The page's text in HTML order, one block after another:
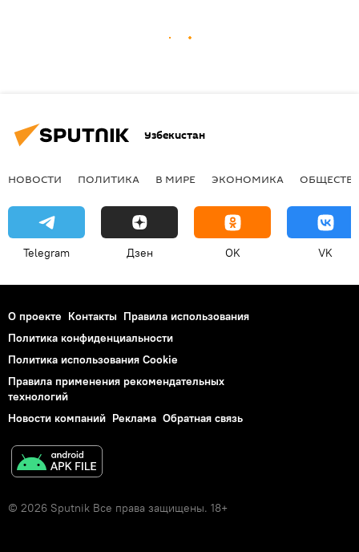
Узбекистан
НОВОСТИ ПОЛИТИКА В МИРЕ ЭКОНОМИКА
Telegram Дзен OK VK
О проекте Контакты Правила использования
Политика конфиденциальности
Политика использования Cookie
Правила применения рекомендательных
технологий
Новости компаний Реклама Обратная связь
© 2026 Sputnik Все права защищены. 18+